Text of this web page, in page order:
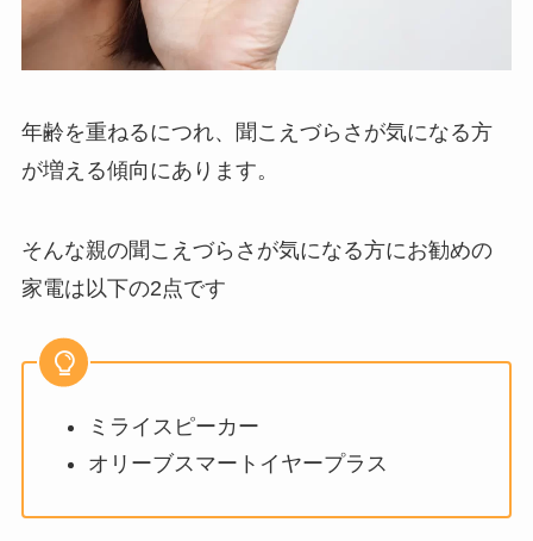
年齢を重ねるにつれ、聞こえづらさが気になる方
が増える傾向にあります。
そんな親の聞こえづらさが気になる方にお勧めの
家電は以下の2点です
ミライスピーカー
オリーブスマートイヤープラス